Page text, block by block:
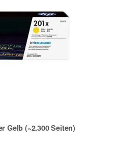
Gelb (~2.300 Seiten)